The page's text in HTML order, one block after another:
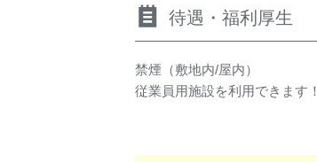
待遇・福利厚生
禁煙（敷地内/屋内）
従業員用施設を利用できます！